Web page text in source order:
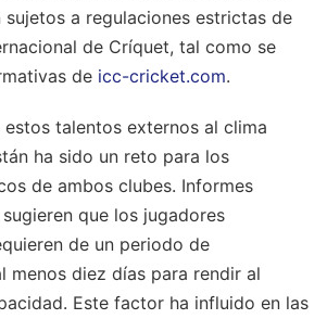
a regulaciones estrictas de
de Críquet, tal como se
de icc-cricket.com.
talentos externos al clima
ha sido un reto para los
de ambos clubes. Informes
que los jugadores
de un periodo de
menos diez días para rendir al
Este factor ha influido en las